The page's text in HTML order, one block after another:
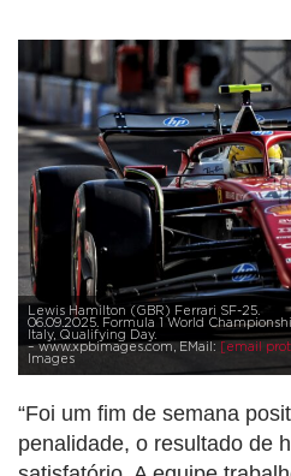
Lewis Hamilton (GBR) Ferrari SF-25.
06.09.2025. Formula 1 World
Italy, Qualifying Day.
– www.xpbimages.com, EMail:
[email
Images
“Foi um fim de semana
penalidade, o resultado de